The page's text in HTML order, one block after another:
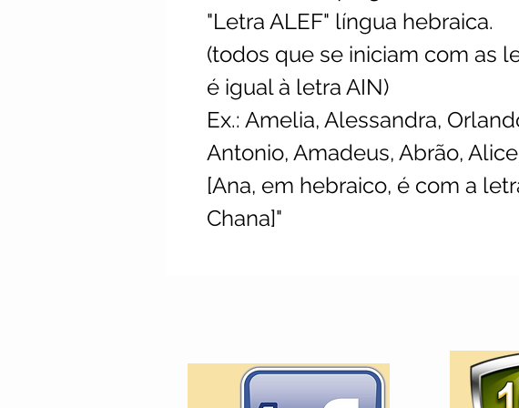
"Letra ALEF" língua hebraica.
(todos que se iniciam com as
é igual à letra AIN)
Ex.: Amelia, Alessandra,
Antonio, Amadeus, Abrão,
[Ana, em hebraico, é com a
Chana]"